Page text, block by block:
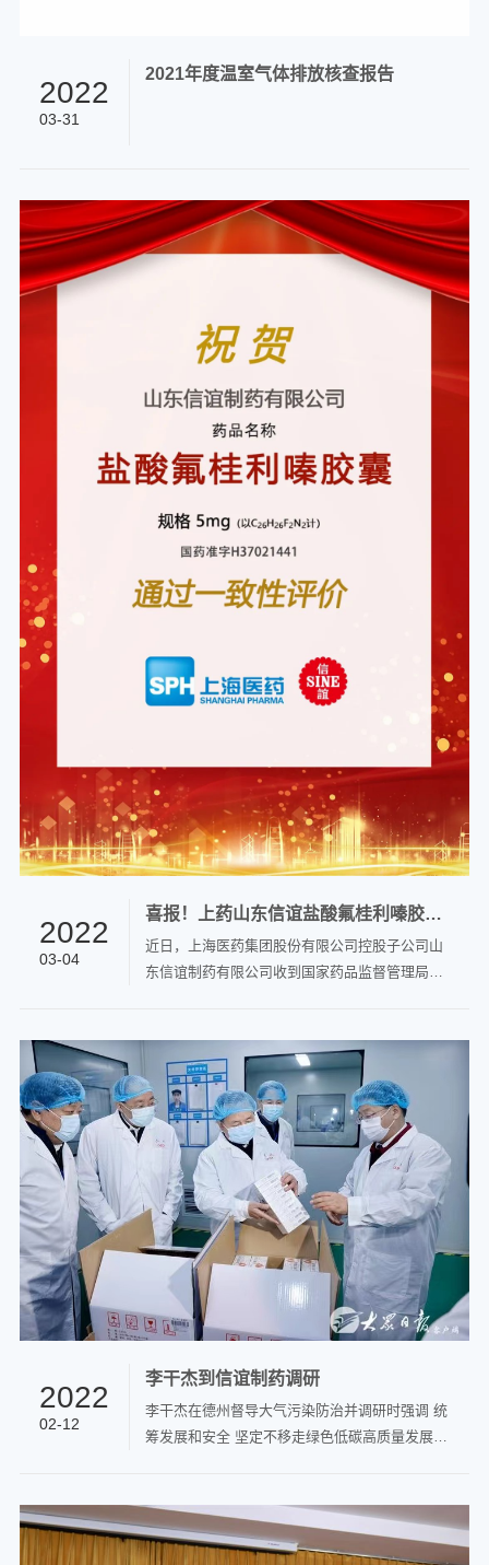
2022
03-31
2021年度温室气体排放核查报告
2022
03-04
喜报！上药山东信谊盐酸氟桂利嗪胶囊通过仿制药一致性评价
近日，上海医药集团股份有限公司控股子公司山
东信谊制药有限公司收到国家药品监督管理局颁
品通过仿制药一致性评价。
2022
02-12
李干杰到信谊制药调研
李干杰在德州督导大气污染防治并调研时强调 统
筹发展和安全 坚定不移走绿色低碳高质量发展之